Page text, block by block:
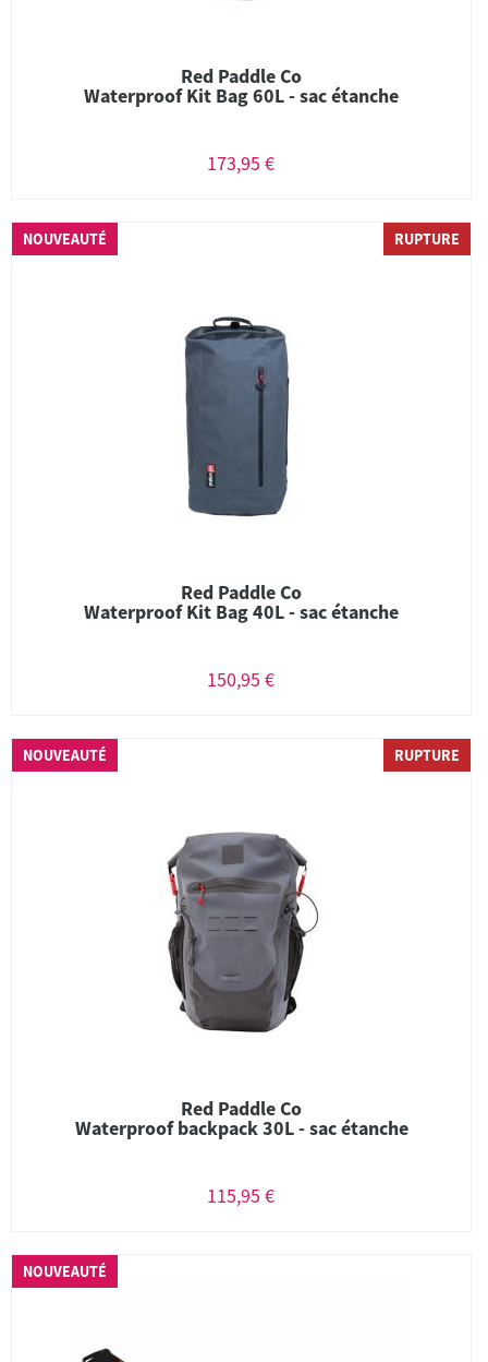
Red Paddle Co
Waterproof Kit Bag 60L - sac étanche
173,95 €
NOUVEAUTÉ RUPTURE
Red Paddle Co
Waterproof Kit Bag 40L - sac étanche
150,95 €
NOUVEAUTÉ RUPTURE
Red Paddle Co
Waterproof backpack 30L - sac étanche
115,95 €
NOUVEAUTÉ